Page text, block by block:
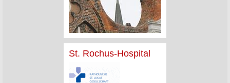
St. Rochus-Hospital